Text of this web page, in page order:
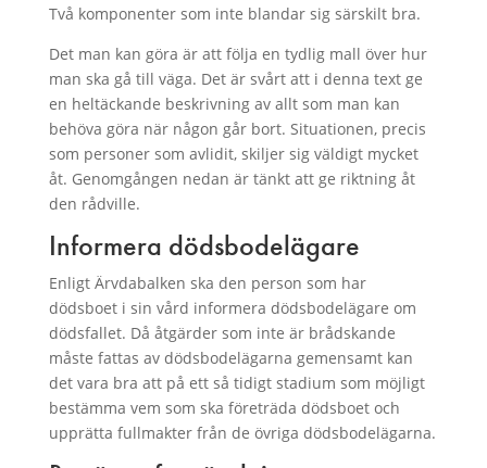
Två komponenter som inte blandar sig särskilt bra.
Det man kan göra är att följa en tydlig mall över hur
man ska gå till väga. Det är svårt att i denna text ge
en heltäckande beskrivning av allt som man kan
behöva göra när någon går bort. Situationen, precis
som personer som avlidit, skiljer sig väldigt mycket
åt. Genomgången nedan är tänkt att ge riktning åt
den rådville.
Informera dödsbodelägare
Enligt Ärvdabalken ska den person som har
dödsboet i sin vård informera dödsbodelägare om
dödsfallet. Då åtgärder som inte är brådskande
måste fattas av dödsbodelägarna gemensamt kan
det vara bra att på ett så tidigt stadium som möjligt
bestämma vem som ska företräda dödsboet och
upprätta fullmakter från de övriga dödsbodelägarna.